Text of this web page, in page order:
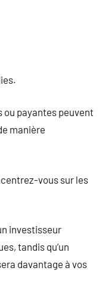
ou payantes peuvent
manière
vous sur les
investisseur
tandis qu’un
davantage à vos